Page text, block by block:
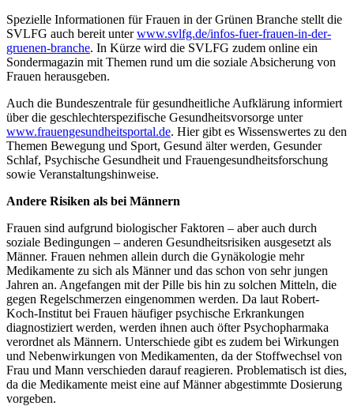
Spezielle Informationen für Frauen in der Grünen Branche stellt die
SVLFG auch bereit unterwww.svlfg.de/infos-fuer-frauen-in-der-
gruenen-branche. In Kürze wird die SVLFG zudem online ein
Sondermagazin mit Themen rund um die soziale Absicherung von
Frauen herausgeben.
Auch die Bundeszentrale für gesundheitliche Aufklärung informiert
über die geschlechterspezifische Gesundheitsvorsorge unter
www.frauengesundheitsportal.de. Hier gibt es Wissenswertes zu den
Themen Bewegung und Sport, Gesund älter werden, Gesunder
Schlaf, Psychische Gesundheit und Frauengesundheitsforschung
sowie Veranstaltungshinweise.
Andere Risiken als bei Männern
Frauen sind aufgrund biologischer Faktoren – aber auch durch
soziale Bedingungen – anderen Gesundheitsrisiken ausgesetzt als
Männer. Frauen nehmen allein durch die Gynäkologie mehr
Medikamente zu sich als Männer und das schon von sehr jungen
Jahren an. Angefangen mit der Pille bis hin zu solchen Mitteln, die
gegen Regelschmerzen eingenommen werden. Da laut Robert-
Koch-Institut bei Frauen häufiger psychische Erkrankungen
diagnostiziert werden, werden ihnen auch öfter Psychopharmaka
verordnet als Männern. Unterschiede gibt es zudem bei Wirkungen
und Nebenwirkungen von Medikamenten, da der Stoffwechsel von
Frau und Mann verschieden darauf reagieren. Problematisch ist dies,
da die Medikamente meist eine auf Männer abgestimmte Dosierung
vorgeben.